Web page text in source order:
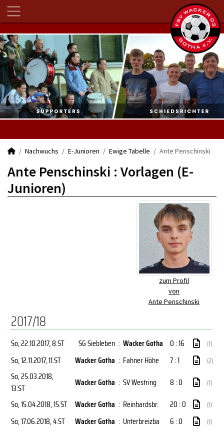
Nachwuchs E-Junioren Ewige Tabelle Ante Penschinski
Ante Penschinski : Vorlagen (E-
Junioren)
zum Profil
von
Ante Penschinski
2017/18
So, 22.10.2017, 8.ST SG Siebleben : Wacker Gotha 0 : 16 (1)
So, 12.11.2017, 11.ST Wacker Gotha : Fahner Höhe 7 : 1 (2)
So, 25.03.2018,
13.ST
Wacker Gotha : SV Westring 8 : 0 (1)
So, 15.04.2018, 15.ST Wacker Gotha : Reinhardsbr. 20 : 0 (1)
So, 17.06.2018, 4.ST Wacker Gotha : Unterbreizba 6 : 0 (1)